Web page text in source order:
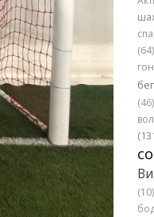
(64)
(46)
(10)